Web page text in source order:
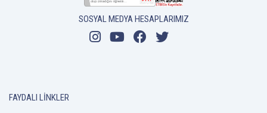
TatilVillam'ın sunduğu birbirinden eşsiz alternatiflerle
sahip oluyor. Yeni evli çiftler için; balayı villaları, geniş
aileler için; büyük metrekareye sahip villa alternatifleri,
tatilcilere ekonomik açıdan avantajlı ödeme fırsatlarına
SOSYAL MEDYA HESAPLARIMIZ
FAYDALI LINKLER